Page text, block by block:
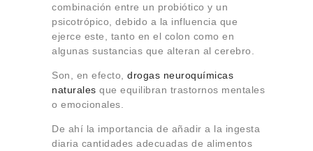
combinación entre un probiótico y un
psicotrópico, debido a la influencia que
ejerce este, tanto en el colon como en
algunas sustancias que alteran al cerebro.
Son, en efecto, drogas neuroquímicas
naturales que equilibran trastornos mentales
o emocionales.
De ahí la importancia de añadir a la ingesta
diaria cantidades adecuadas de alimentos